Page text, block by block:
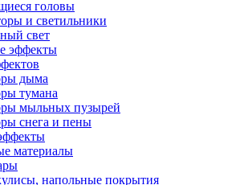
головы
и светильники
свет
эффекты
дыма
тумана
мыльных пузырей
снега и пены
материалы
напольные покрытия